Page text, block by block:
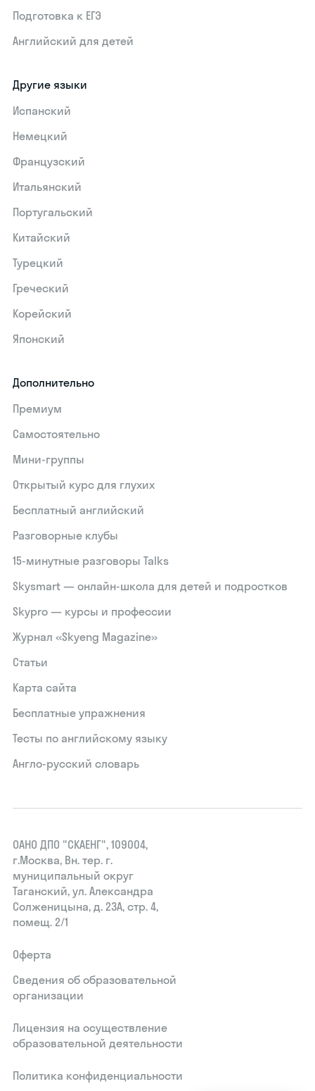
Подготовка к ЕГЭ
Английский для детей
Другие языки
Испанский
Немецкий
Французский
Итальянский
Португальский
Китайский
Турецкий
Греческий
Корейский
Японский
Дополнительно
Премиум
Самостоятельно
Мини-группы
Открытый курс для глухих
Бесплатный английский
Разговорные клубы
15‑минутные разговоры Talks
Skysmart — онлайн-школа для детей и подростков
Skypro — курсы и профессии
Журнал «Skyeng Magazine»
Статьи
Карта сайта
Бесплатные упражнения
Тесты по английскому языку
Англо-русский словарь
ОАНО ДПО "СКАЕНГ", 109004,
г.Москва, Вн. тер. г.
муниципальный округ
Таганский, ул. Александра
Солженицына, д. 23А, стр. 4,
помещ. 2/1
Оферта
Сведения об образовательной
организации
Лицензия на осуществление
образовательной деятельности
Политика конфиденциальности